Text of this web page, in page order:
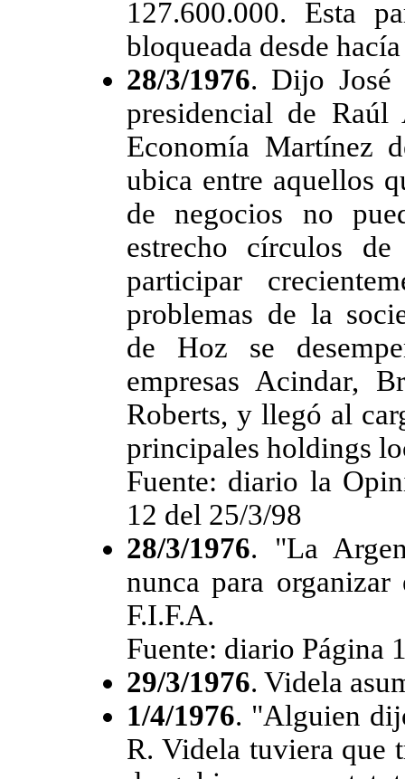
127.600.000. Esta
bloqueada desde
28/3/1976. Dijo José
presidencial de
Economía Martínez
ubica entre aquellos
de negocios no
estrecho círculos
participar
problemas de la
de Hoz se
empresas Acindar,
Roberts, y llegó al
principales holdings
Fuente: diario la
12 del 25/3/98
28/3/1976. "La
nunca para
F.I.F.A.
Fuente: diario Página
29/3/1976. Videla
1/4/1976. "Alguien
R. Videla tuviera que